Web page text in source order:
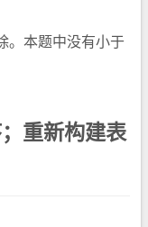
。本题中没有小于
重新构建表